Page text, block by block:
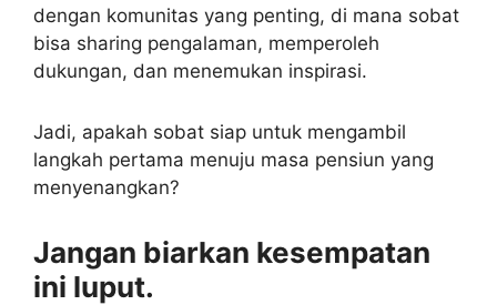
dengan komunitas yang penting, di mana sobat
bisa sharing pengalaman, memperoleh
dukungan, dan menemukan inspirasi.
Jadi, apakah sobat siap untuk mengambil
langkah pertama menuju masa pensiun yang
menyenangkan?
Jangan biarkan kesempatan
ini luput.